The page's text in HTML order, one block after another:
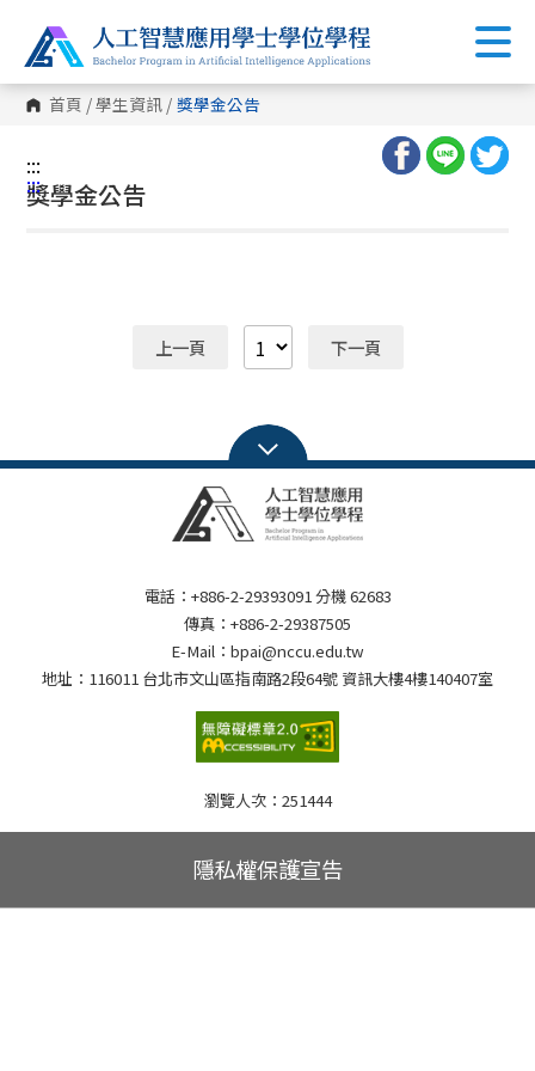
首頁 /學生資訊 / 獎學金公告
:::
:::
獎學金公告
上一頁 下一頁
電話：+886-2-29393091 分機 62683
傳真：+886-2-29387505
E-Mail：bpai@nccu.edu.tw
地址：116011 台北市文山區指南路2段64號 資訊大樓4樓140407室
瀏覽人次： 251444
隱私權保護宣告